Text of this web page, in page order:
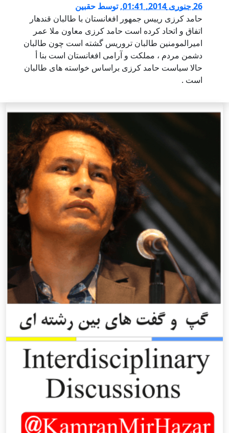
26 جنوری 2014, 01:41 ,توسط حقبین
حامد کرزی رییس جمهور افغانستان با طالبان قندهار
اتفاق و اتحاد کرده است حامد کرزی معاون ملا عمر
امیرالمومنین طالبان تروریس گشته است چون طالبان
دشمن مردم ، مملکت و آرامی افغانستان است بنا أ
حالا سیاست حامد کرزی براساس خواسته های طالبان
است .